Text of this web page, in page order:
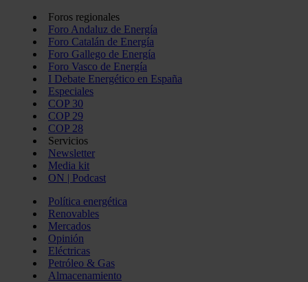
Foros regionales
Foro Andaluz de Energía
Foro Catalán de Energía
Foro Gallego de Energía
Foro Vasco de Energía
I Debate Energético en España
Especiales
COP 30
COP 29
COP 28
Servicios
Newsletter
Media kit
ON | Podcast
Política energética
Renovables
Mercados
Opinión
Eléctricas
Petróleo & Gas
Almacenamiento